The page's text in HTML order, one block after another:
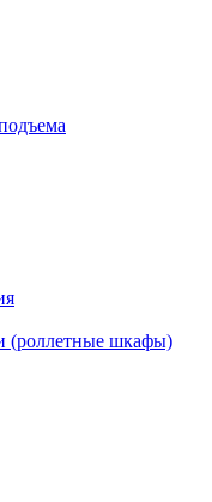
(роллетные шкафы)